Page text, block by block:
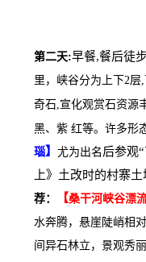
第二天:早餐,餐后徒
里，峡谷分为上下2层,
奇石,宣化观赏石资源
黑、紫 红等。许多形
瑙】 尤为出名 后参观
上》土改时的村寨
荐：
【桑干河峡谷漂
水奔腾，悬崖陡峭相
间异石林立，景观秀